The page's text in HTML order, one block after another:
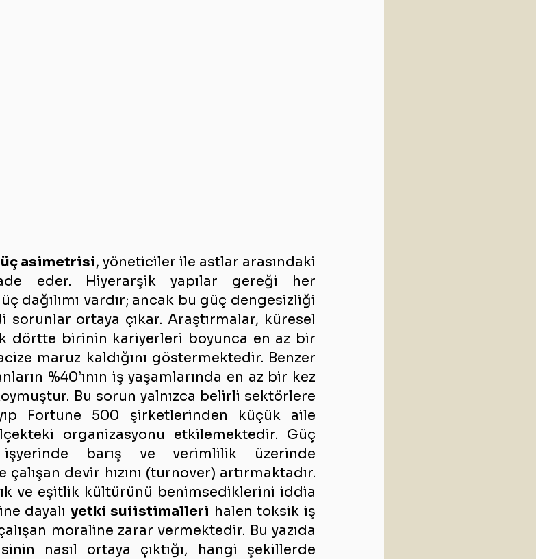
asimetrisi, yöneticiler ile astlar arasındaki
eder. Hiyerarşik yapılar gereği her
dağılımı vardır; ancak bu güç dengesizliği
sorunlar ortaya çıkar. Araştırmalar, küresel
dörtte birinin kariyerleri boyunca en az bir
maruz kaldığını göstermektedir. Benzer
%40’ının iş yaşamlarında en az bir kez
Bu sorun yalnızca belirli sektörlere
Fortune 500 şirketlerinden küçük aile
organizasyonu etkilemektedir. Güç
devir hızını (turnover) artırmaktadır.
ve eşitlik kültürünü benimsediklerini iddia
dayalı yetki suiistimalleri halen toksik iş
moraline zarar vermektedir. Bu yazıda
nasıl ortaya çıktığı, hangi şekillerde